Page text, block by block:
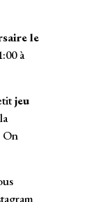
le
à
jeu
On